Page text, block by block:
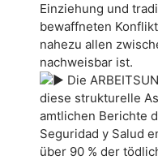
Einziehung und
bewaffneten
nahezu allen
nachweisbar ist.
Die
diese strukturelle
amtlichen Berichte
Seguridad y Salud
über 90 % der